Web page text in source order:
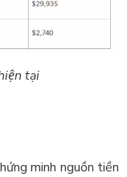
tại
minh nguồn tiền